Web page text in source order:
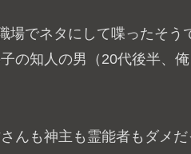
でネタにして喋ったそう
の知人の男（20代後半、
んも神主も霊能者もダメ